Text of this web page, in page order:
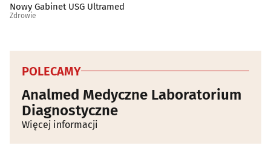
Nowy Gabinet USG Ultramed
Zdrowie
POLECAMY
Analmed Medyczne Laboratorium
Diagnostyczne
Więcej informacji